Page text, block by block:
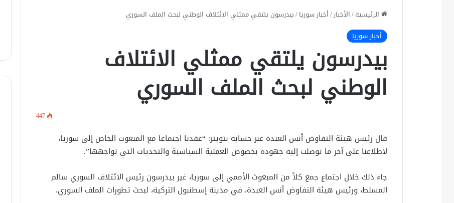
الرئيسية/الأخبار/أخبار سوريا/بيدرسون يلتقي ممثلي الائتلاف الوطني لبحث الملف السوري
أخبار سوريا
بيدرسون يلتقي ممثلي الائتلاف
الوطني لبحث الملف السوري
447
قال رئيس هيئة التفاوض أنس العبدة عبر حسابه بتويتر: “عقدنا اجتماعا مع المبعوث الخاص إلى سوريا،
لاطلاعنا على آخر ما توصلت إليه جهوده بخصوص العملية السياسية والتحديات التي تواجهها”.
جاء ذلك خلال اجتماع جمع كلاً من المبعوث الأممي إلى سوريا، غير بيدرسون رئيس الائتلاف السوري سالم
المسلط، ورئيس هيئة التفاوض أنس العبدة، في مدينة إسطنبول التركية، لبحث تطورات الملف السوري.
في اتصال هاتفي .. وزير الخارجيّة
التطورات.